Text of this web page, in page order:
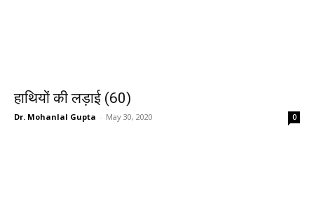
हाथियों की लड़ाई (60)
Dr. Mohanlal Gupta - May 30, 2020 0